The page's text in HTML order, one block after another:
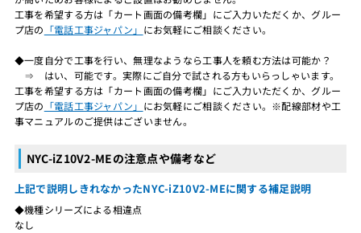
工事を希望する方は「カート画面の備考欄」にご入力いただくか、グルー
プ店の 「電話工事ジャパン」 にお気軽にご相談ください。
◆一度自分で工事を行い、無理なようなら工事人を頼む方法は可能か？
⇒ はい、可能です。実際にご自分で試される方もいらっしゃいます。
工事を希望する方は「カート画面の備考欄」にご入力いただくか、グルー
プ店の 「電話工事ジャパン」 にお気軽にご相談ください。※配線部材や工
事マニュアルのご提供はございません。
NYC-iZ10V2-MEの注意点や備考など
上記で説明しきれなかったNYC-iZ10V2-MEに関する補足説明
◆機種シリーズによる相違点
なし